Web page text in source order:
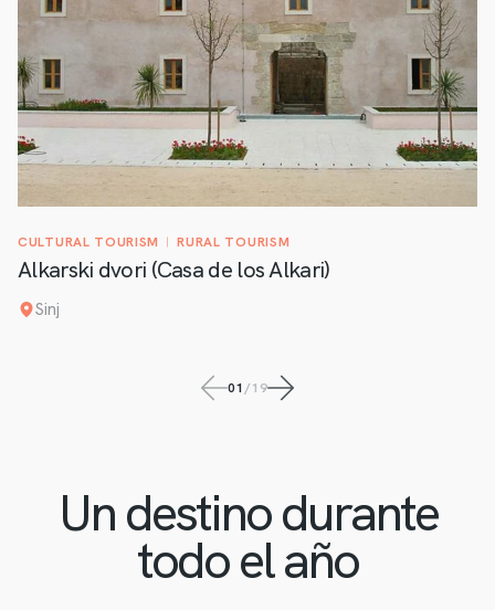
CULTURAL TOURISM RURAL TOURISM
Alkarski dvori (Casa de los Alkari)
Sinj
01/19
Un destino durante
todo el año